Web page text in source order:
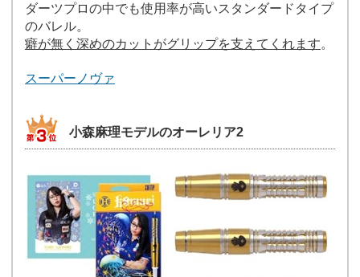
ダーツプロの中でも使用率が高いスタンダードタイプ
のバレル。
癖が無く深めのカットがグリップを支えてくれます。
スーパーノヴァ
小森麻理モデルのオーレリア2